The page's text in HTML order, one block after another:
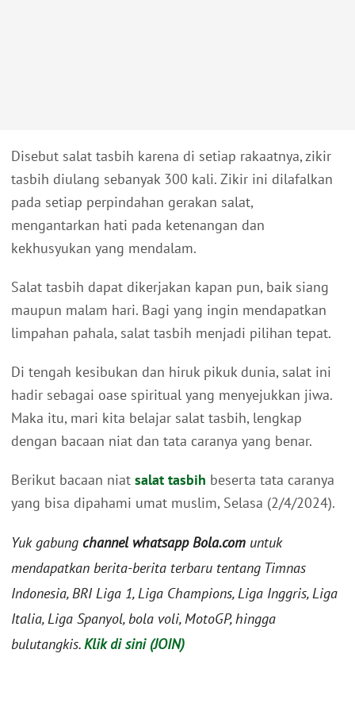
Disebut salat tasbih karena di setiap rakaatnya, zikir
tasbih diulang sebanyak 300 kali. Zikir ini dilafalkan
pada setiap perpindahan gerakan salat,
mengantarkan hati pada ketenangan dan
kekhusyukan yang mendalam.
Salat tasbih dapat dikerjakan kapan pun, baik siang
maupun malam hari. Bagi yang ingin mendapatkan
limpahan pahala, salat tasbih menjadi pilihan tepat.
Di tengah kesibukan dan hiruk pikuk dunia, salat ini
hadir sebagai oase spiritual yang menyejukkan jiwa.
Maka itu, mari kita belajar salat tasbih, lengkap
dengan bacaan niat dan tata caranya yang benar.
Berikut bacaan niat salat tasbih beserta tata caranya
yang bisa dipahami umat muslim, Selasa (2/4/2024).
Yuk gabung channel whatsapp Bola.com untuk
mendapatkan berita-berita terbaru tentang Timnas
Indonesia, BRI Liga 1, Liga Champions, Liga Inggris, Liga
Italia, Liga Spanyol, bola voli, MotoGP, hingga
bulutangkis.Klik di sini (JOIN)